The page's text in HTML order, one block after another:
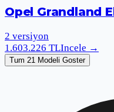
Opel Grandland
2 versiyon
1.603.226 TLIncele →
Tum 21 Modeli Goster